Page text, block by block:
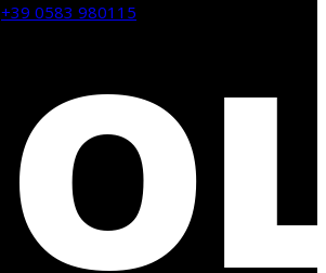
+39 0583 980115